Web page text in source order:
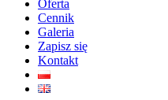
Oferta
Cennik
Galeria
Zapisz się
Kontakt